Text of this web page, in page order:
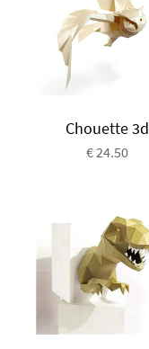
Chouette 3d
€ 24.50